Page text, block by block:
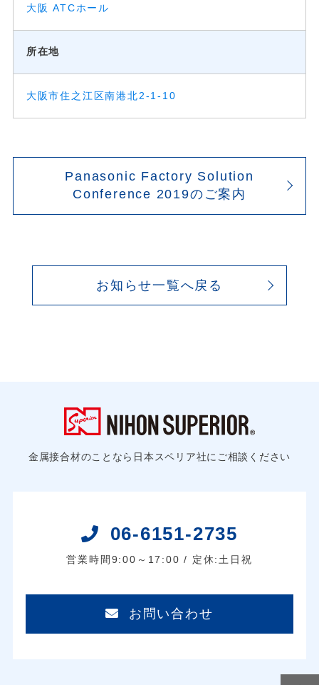
大阪 ATCホール
所在地
大阪市住之江区南港北2-1-10
Panasonic Factory Solution
Conference 2019のご案内
お知らせ一覧へ戻る
金属接合材のことなら日本スペリア社にご相談ください
06-6151-2735
営業時間9:00～17:00 / 定休:土日祝
お問い合わせ